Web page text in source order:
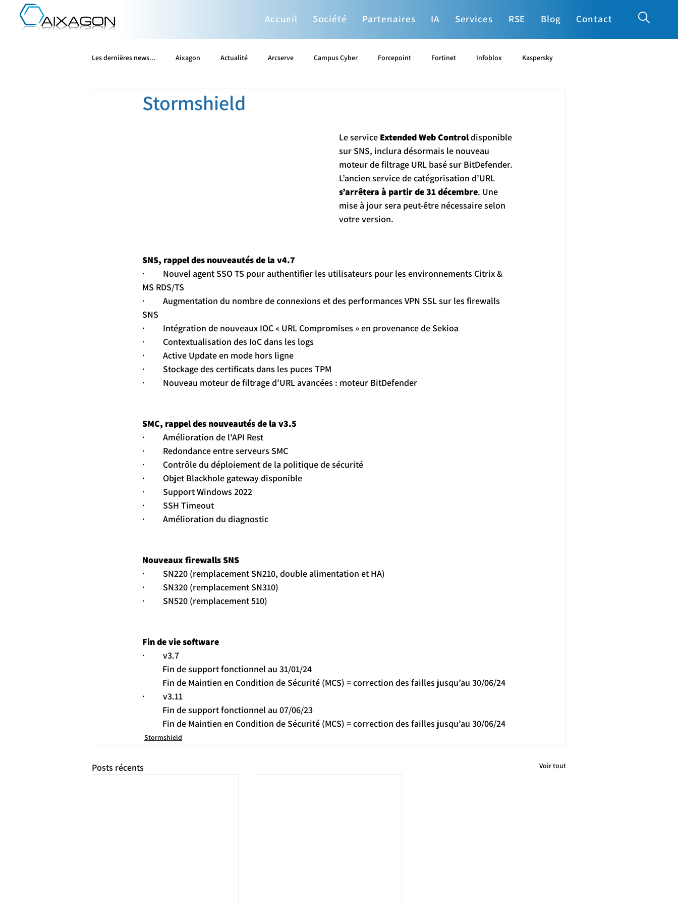
Accueil Société Partenaires IA Services RSE Blog Contact
Les dernières news... Aixagon Actualité Arcserve Campus Cyber Forcepoint Fortinet Infoblox Kaspersky
Patrowl Proxmox
Stormshield
Le service Extended Web Control disponible
sur SNS, inclura désormais le nouveau
moteur de filtrage URL basé sur BitDefender.
L’ancien service de catégorisation d’URL
s’arrêtera à partir de 31 décembre. Une
mise à jour sera peut-être nécessaire selon
votre version.
SNS, rappel des nouveautés de la v4.7
·         Nouvel agent SSO TS pour authentifier les utilisateurs pour les environnements Citrix &
MS RDS/TS
·         Augmentation du nombre de connexions et des performances VPN SSL sur les firewalls
SNS
·         Intégration de nouveaux IOC « URL Compromises » en provenance de Sekioa
·         Contextualisation des IoC dans les logs
·         Active Update en mode hors ligne
·         Stockage des certificats dans les puces TPM
·         Nouveau moteur de filtrage d’URL avancées : moteur BitDefender
SMC, rappel des nouveautés de la v3.5
·         Amélioration de l'API Rest
·         Redondance entre serveurs SMC
·         Contrôle du déploiement de la politique de sécurité
·         Objet Blackhole gateway disponible
·         Support Windows 2022
·         SSH Timeout
·         Amélioration du diagnostic
Nouveaux firewalls SNS
·         SN220 (remplacement SN210, double alimentation et HA)
·         SN320 (remplacement SN310)
·         SN520 (remplacement 510)
Fin de vie software
·         v3.7
Fin de support fonctionnel au 31/01/24
Fin de Maintien en Condition de Sécurité (MCS) = correction des failles jusqu’au 30/06/24
·         v3.11
Fin de support fonctionnel au 07/06/23
Fin de Maintien en Condition de Sécurité (MCS) = correction des failles jusqu’au 30/06/24
Stormshield
Posts récents Voir tout